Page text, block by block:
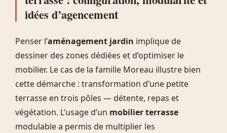
idées d’agencement
Penser l’aménagement jardin implique de
dessiner des zones dédiées et d’optimiser le
mobilier. Le cas de la famille Moreau illustre bien
cette démarche : transformation d’une petite
terrasse en trois pôles — détente, repas et
végétation. L’usage d’un mobilier terrasse
modulable a permis de multiplier les